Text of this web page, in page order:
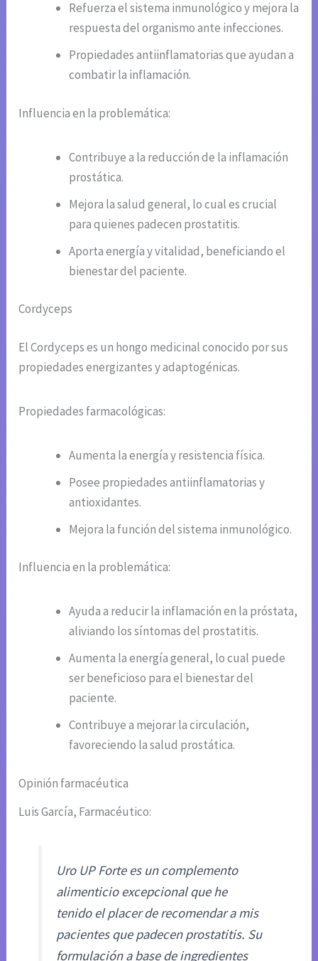
Refuerza el sistema inmunológico y mejora la
respuesta del organismo ante infecciones.
Propiedades antiinflamatorias que ayudan a
combatir la inflamación.
Influencia en la problemática:
Contribuye a la reducción de la inflamación
prostática.
Mejora la salud general, lo cual es crucial
para quienes padecen prostatitis.
Aporta energía y vitalidad, beneficiando el
bienestar del paciente.
Cordyceps
El Cordyceps es un hongo medicinal conocido por sus
propiedades energizantes y adaptogénicas.
Propiedades farmacológicas:
Aumenta la energía y resistencia física.
Posee propiedades antiinflamatorias y
antioxidantes.
Mejora la función del sistema inmunológico.
Influencia en la problemática:
Ayuda a reducir la inflamación en la próstata,
aliviando los síntomas del prostatitis.
Aumenta la energía general, lo cual puede
ser beneficioso para el bienestar del
paciente.
Contribuye a mejorar la circulación,
favoreciendo la salud prostática.
Opinión farmacéutica
Luis García, Farmacéutico:
Uro UP Forte es un complemento
alimenticio excepcional que he
tenido el placer de recomendar a mis
pacientes que padecen prostatitis. Su
formulación a base de ingredientes